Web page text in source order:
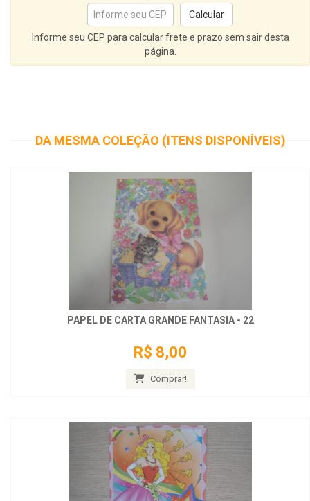
Informe seu CEP para calcular frete e prazo sem sair desta
página.
DA MESMA COLEÇÃO (ITENS DISPONÍVEIS)
PAPEL DE CARTA GRANDE FANTASIA - 22
R$ 8,00
Comprar!